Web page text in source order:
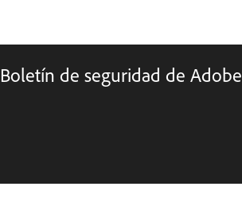
Boletín de seguridad de Adobe